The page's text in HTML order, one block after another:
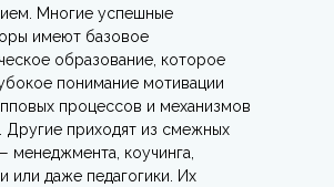
Многие успешные
имеют базовое
образование, которое
понимание мотивации
процессов и механизмов
Другие приходят из смежных
менеджмента, коучинга,
или даже педагогики. Их